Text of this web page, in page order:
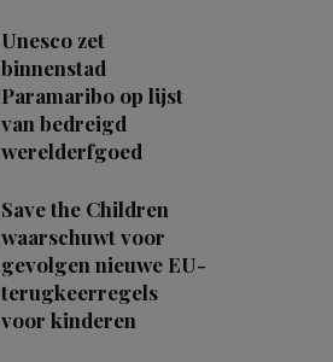
Unesco zet
binnenstad
Paramaribo op lijst
van bedreigd
werelderfgoed
Save the Children
waarschuwt voor
gevolgen nieuwe EU-
terugkeerregels
voor kinderen